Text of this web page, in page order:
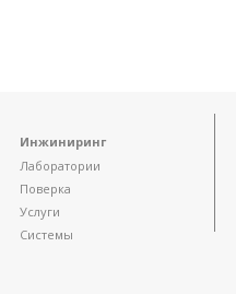
Инжиниринг
Лаборатории
Поверка
Услуги
Системы